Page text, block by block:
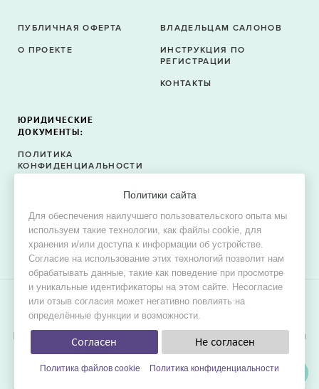
ФИЛЬТРЫ
Политики сайта
Для обеспечения наилучшего пользовательского опыта мы
используем такие технологии, как файлы cookie, для
хранения и/или доступа к информации об устройстве.
Согласие на использование этих технологий позволит нам
обрабатывать данные, такие как поведение при просмотре
и уникальные идентификаторы на этом сайте. Несогласие
или отзыв согласия может негативно повлиять на
определённые функции и возможности.
Согласен Не согласен
Политика файлов cookie Политика конфиденциальности
ПУБЛИЧНАЯ ОФЕРТА
О ПРОЕКТЕ
ВЛАДЕЛЬЦАМ САЛОНОВ
ИНСТРУКЦИЯ ПО
РЕГИСТРАЦИИ
КОНТАКТЫ
ЮРИДИЧЕСКИЕ
ДОКУМЕНТЫ:
ПОЛИТИКА
КОНФИДЕНЦИАЛЬНОСТИ
СОГЛАСИЕ НА ОБРАБОТКУ
ПЕРСОНАЛЬНЫХ ДАННЫХ
© 2015–2026 Oh! Dress — сервис поиска свадебных и
вечерних платьев в продаже и в аренду.
Цель проекта — обеспечить невестам наилучшие условия для
удобного, быстрого и выгодного поиска платья мечты для
свадьбы.